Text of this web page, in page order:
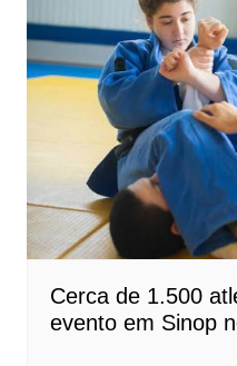
Cerca de 1.500
evento em Sinop